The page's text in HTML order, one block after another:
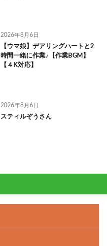
2026年8月6日
【ウマ娘】デアリングハートと2
時間一緒に作業♪【作業BGM】
【４K対応】
2026年8月6日
スティルぞうさん